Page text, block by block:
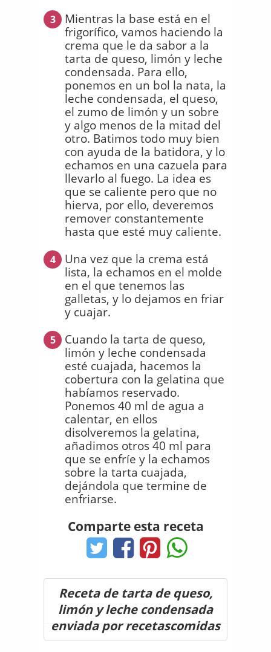
3
Mientras la base está en el
frigorífico, vamos haciendo la
crema que le da sabor a la
tarta de queso, limón y leche
condensada. Para ello,
ponemos en un bol la nata, la
leche condensada, el queso,
el zumo de limón y un sobre
y algo menos de la mitad del
otro. Batimos todo muy bien
con ayuda de la batidora, y lo
echamos en una cazuela para
llevarlo al fuego. La idea es
que se caliente pero que no
hierva, por ello, deveremos
remover constantemente
hasta que esté muy caliente.
4
Una vez que la crema está
lista, la echamos en el molde
en el que tenemos las
galletas, y lo dejamos en friar
y cuajar.
5
Cuando la tarta de queso,
limón y leche condensada
esté cuajada, hacemos la
cobertura con la gelatina que
habíamos reservado.
Ponemos 40 ml de agua a
calentar, en ellos
disolveremos la gelatina,
añadimos otros 40 ml para
que se enfríe y la echamos
sobre la tarta cuajada,
dejándola que termine de
enfriarse.
Comparte esta receta
Receta de tarta de queso,
limón y leche condensada
enviada por recetascomidas